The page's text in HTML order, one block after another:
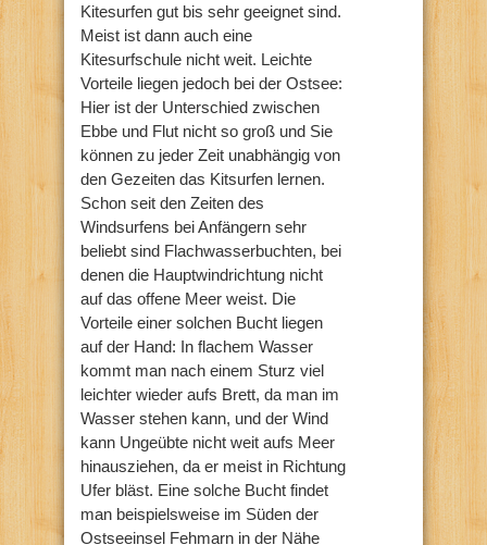
Kitesurfen gut bis sehr geeignet sind.
Meist ist dann auch eine
Kitesurfschule nicht weit. Leichte
Vorteile liegen jedoch bei der Ostsee:
Hier ist der Unterschied zwischen
Ebbe und Flut nicht so groß und Sie
können zu jeder Zeit unabhängig von
den Gezeiten das Kitsurfen lernen.
Schon seit den Zeiten des
Windsurfens bei Anfängern sehr
beliebt sind Flachwasserbuchten, bei
denen die Hauptwindrichtung nicht
auf das offene Meer weist. Die
Vorteile einer solchen Bucht liegen
auf der Hand: In flachem Wasser
kommt man nach einem Sturz viel
leichter wieder aufs Brett, da man im
Wasser stehen kann, und der Wind
kann Ungeübte nicht weit aufs Meer
hinausziehen, da er meist in Richtung
Ufer bläst. Eine solche Bucht findet
man beispielsweise im Süden der
Ostseeinsel Fehmarn in der Nähe